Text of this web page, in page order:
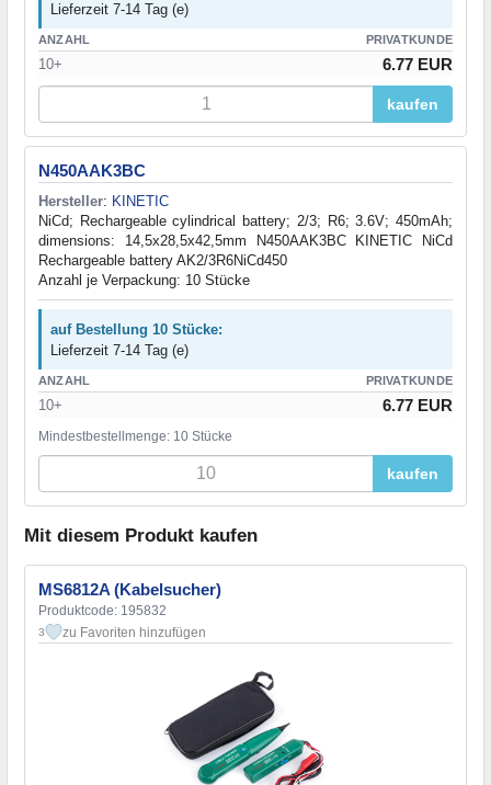
Lieferzeit 7-14 Tag (e)
ANZAHL PRIVATKUNDE
10+ 6.77 EUR
kaufen
N450AAK3BC
Hersteller: KINETIC
NiCd; Rechargeable cylindrical battery; 2/3; R6; 3.6V; 450mAh;
dimensions: 14,5x28,5x42,5mm N450AAK3BC KINETIC NiCd
Rechargeable battery AK2/3R6NiCd450
Anzahl je Verpackung: 10 Stücke
auf Bestellung 10 Stücke:
Lieferzeit 7-14 Tag (e)
ANZAHL PRIVATKUNDE
10+ 6.77 EUR
Mindestbestellmenge: 10 Stücke
kaufen
Mit diesem Produkt kaufen
MS6812A (Kabelsucher)
Produktcode: 195832
3 zu Favoriten hinzufügen